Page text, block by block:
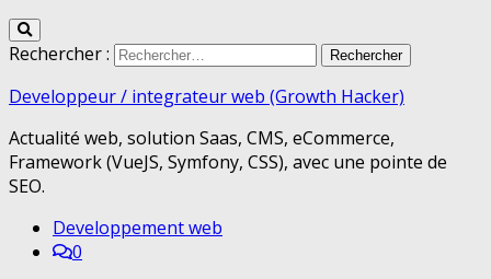
Rechercher :
Developpeur / integrateur web (Growth Hacker)
Actualité web, solution Saas, CMS, eCommerce,
Framework (VueJS, Symfony, CSS), avec une pointe de
SEO.
Developpement web
0